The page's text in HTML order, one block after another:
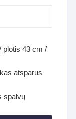
plotis 43 cm /
atsparus
spalvų